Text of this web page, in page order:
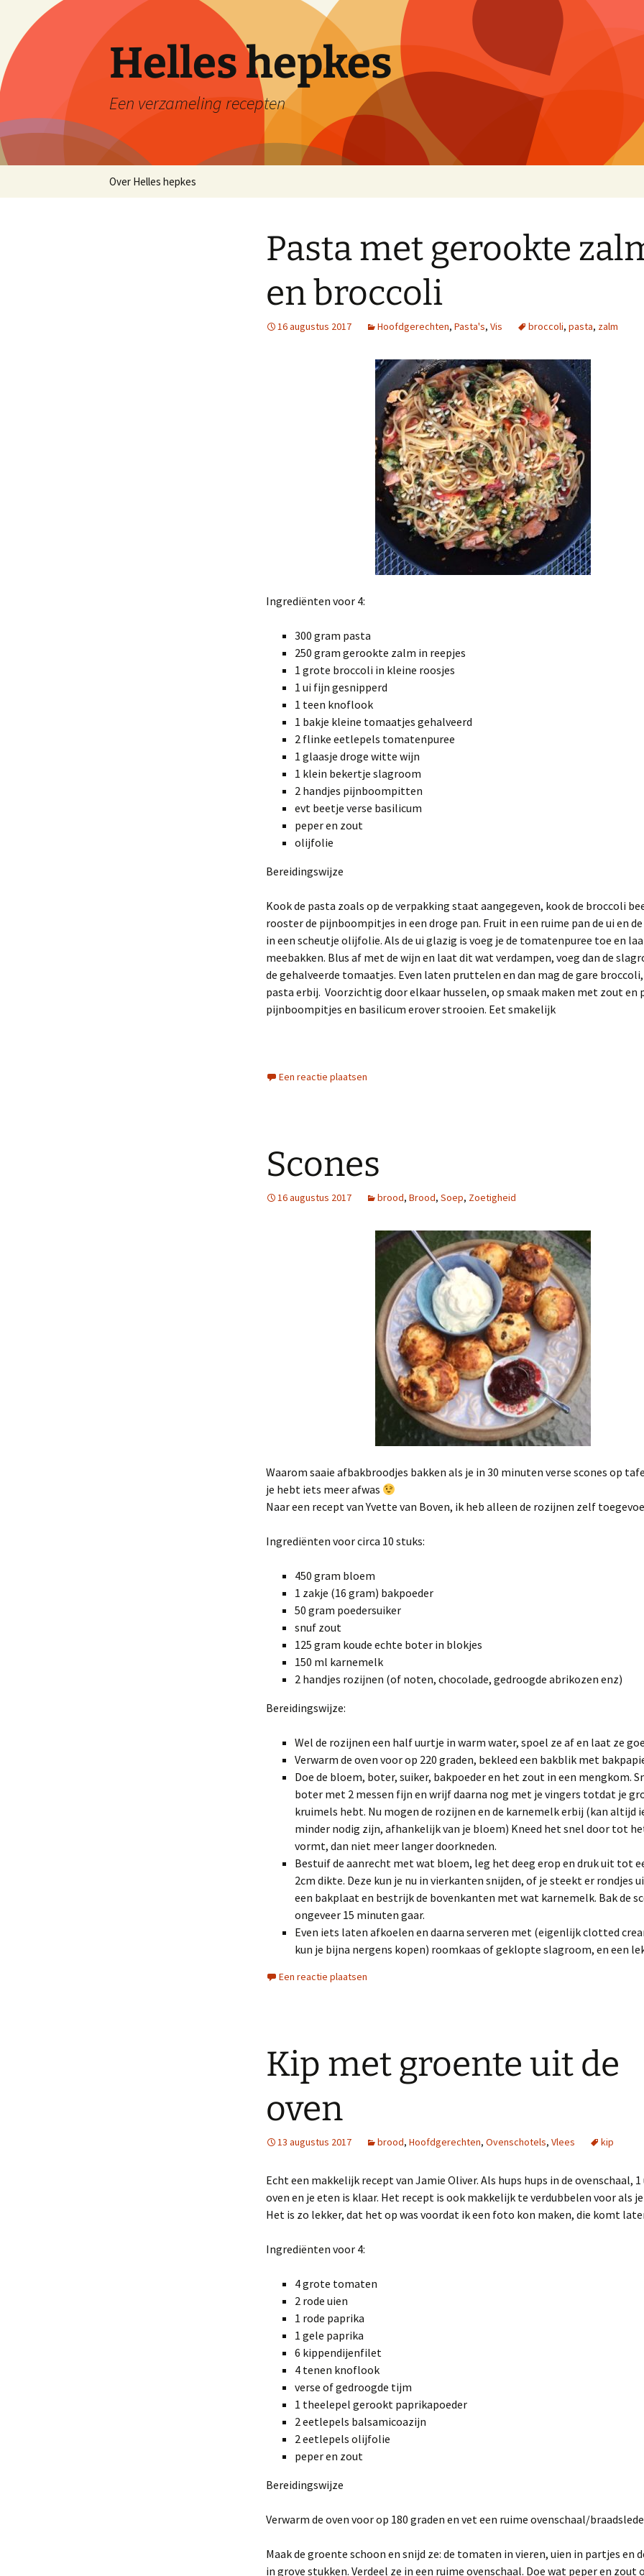
inhoud
Helles hepkes
Een verzameling recepten
Over Helles hepkes
Pasta met gerookte
en broccoli
16 augustus 2017 Hoofdgerechten, Pasta's, Vis broccoli, pasta, zalm
Ingrediënten voor 4:
300 gram pasta
250 gram gerookte zalm in reepjes
1 grote broccoli in kleine roosjes
1 ui fijn gesnipperd
1 teen knoflook
1 bakje kleine tomaatjes gehalveerd
2 flinke eetlepels tomatenpuree
1 glaasje droge witte wijn
1 klein bekertje slagroom
2 handjes pijnboompitten
evt beetje verse basilicum
peper en zout
olijfolie
Bereidingswijze
Kook de pasta zoals op de verpakking staat aangegeven, kook de broccoli
rooster de pijnboompitjes in een droge pan. Fruit in een ruime pan de ui en
in een scheutje olijfolie. Als de ui glazig is voeg je de tomatenpuree toe en
meebakken. Blus af met de wijn en laat dit wat verdampen, voeg dan de
de gehalveerde tomaatjes. Even laten pruttelen en dan mag de gare
pasta erbij. Voorzichtig door elkaar husselen, op smaak maken met zout en
pijnboompitjes en basilicum erover strooien. Eet smakelijk
Een reactie plaatsen
Scones
16 augustus 2017 brood, Brood, Soep, Zoetigheid
Waarom saaie afbakbroodjes bakken als je in 30 minuten verse scones op
je hebt iets meer afwas
Naar een recept van Yvette van Boven, ik heb alleen de rozijnen zelf
Ingrediënten voor circa 10 stuks:
450 gram bloem
1 zakje (16 gram) bakpoeder
50 gram poedersuiker
snuf zout
125 gram koude echte boter in blokjes
150 ml karnemelk
2 handjes rozijnen (of noten, chocolade, gedroogde abrikozen enz)
Bereidingswijze:
Wel de rozijnen een half uurtje in warm water, spoel ze af en laat ze
Verwarm de oven voor op 220 graden, bekleed een bakblik met
Doe de bloem, boter, suiker, bakpoeder en het zout in een mengkom.
boter met 2 messen fijn en wrijf daarna nog met je vingers totdat je
kruimels hebt. Nu mogen de rozijnen en de karnemelk erbij (kan altijd
minder nodig zijn, afhankelijk van je bloem) Kneed het snel door tot
vormt, dan niet meer langer doorkneden.
Bestuif de aanrecht met wat bloem, leg het deeg erop en druk uit tot
2cm dikte. Deze kun je nu in vierkanten snijden, of je steekt er rondjes
een bakplaat en bestrijk de bovenkanten met wat karnemelk. Bak de
ongeveer 15 minuten gaar.
Even iets laten afkoelen en daarna serveren met (eigenlijk clotted
kun je bijna nergens kopen) roomkaas of geklopte slagroom, en een
Een reactie plaatsen
Kip met groente uit de
oven
13 augustus 2017 brood, Hoofdgerechten, Ovenschotels, Vlees kip
Echt een makkelijk recept van Jamie Oliver. Als hups hups in de ovenschaal, 1
oven en je eten is klaar. Het recept is ook makkelijk te verdubbelen voor als
Het is zo lekker, dat het op was voordat ik een foto kon maken, die komt
Ingrediënten voor 4:
4 grote tomaten
2 rode uien
1 rode paprika
1 gele paprika
6 kippendijenfilet
4 tenen knoflook
verse of gedroogde tijm
1 theelepel gerookt paprikapoeder
2 eetlepels balsamicoazijn
2 eetlepels olijfolie
peper en zout
Bereidingswijze
Verwarm de oven voor op 180 graden en vet een ruime ovenschaal/
Maak de groente schoon en snijd ze: de tomaten in vieren, uien in partjes en
in grove stukken. Verdeel ze in een ruime ovenschaal. Doe wat peper en zout